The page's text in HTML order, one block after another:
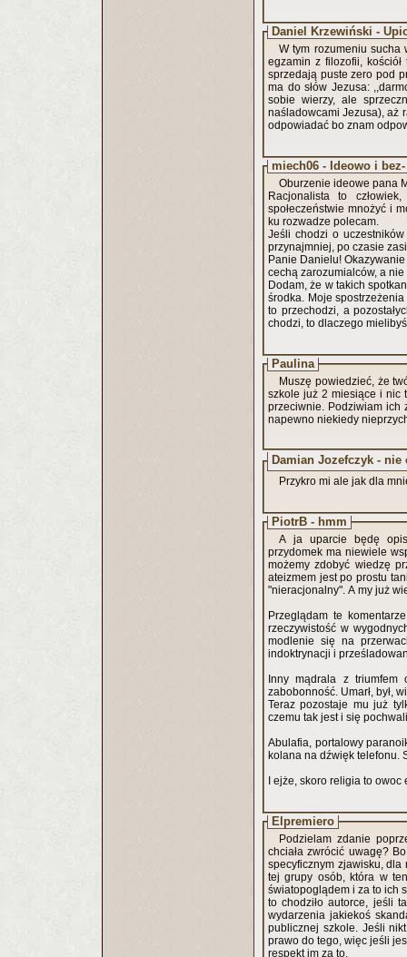
Daniel Krzewiński -
W tym rozumeniu sucha
egzamin z filozofii,
sprzedają puste zero pod
ma do słów Jezusa:
sobie wierzy, ale
naśladowcami Jezusa), aż
odpowiadać bo znam
miech06 - Ideowo i bez-
Oburzenie ideowe pana
Racjonalista to
społeczeństwie mnożyć i
ku rozwadze polecam.
Jeśli chodzi o
przynajmniej, po czasie
Panie Danielu!
cechą zarozumialców, a
Dodam, że w takich
środka. Moje
to przechodzi, a
chodzi, to dlaczego
Paulina
Muszę powiedzieć, że
szkole już 2 miesiące i nic
przeciwnie. Podziwiam ich
napewno niekiedy
Damian Jozefczyk - nie
Przykro mi ale jak dla
PiotrB - hmm
A ja uparcie będę
przydomek ma niewiele
możemy zdobyć wiedzę
ateizmem jest po prostu
"nieracjonalny". A my już
Przeglądam te
rzeczywistość w
modlenie się na
indoktrynacji i
Inny mądrala z triumfem
zabobonność. Umarł, był,
Teraz pozostaje mu już
czemu tak jest i się
Abulafia, portalowy
kolana na dźwięk telefonu.
I ejże, skoro religia to
Elpremiero
Podzielam zdanie
chciała zwrócić uwagę?
specyficznym zjawisku,
tej grupy osób, która w
światopoglądem i za to ich
to chodziło autorce, jeśli
wydarzenia jakiekoś
publicznej szkole. Jeśli
prawo do tego, więc jeśli
respekt im za to.